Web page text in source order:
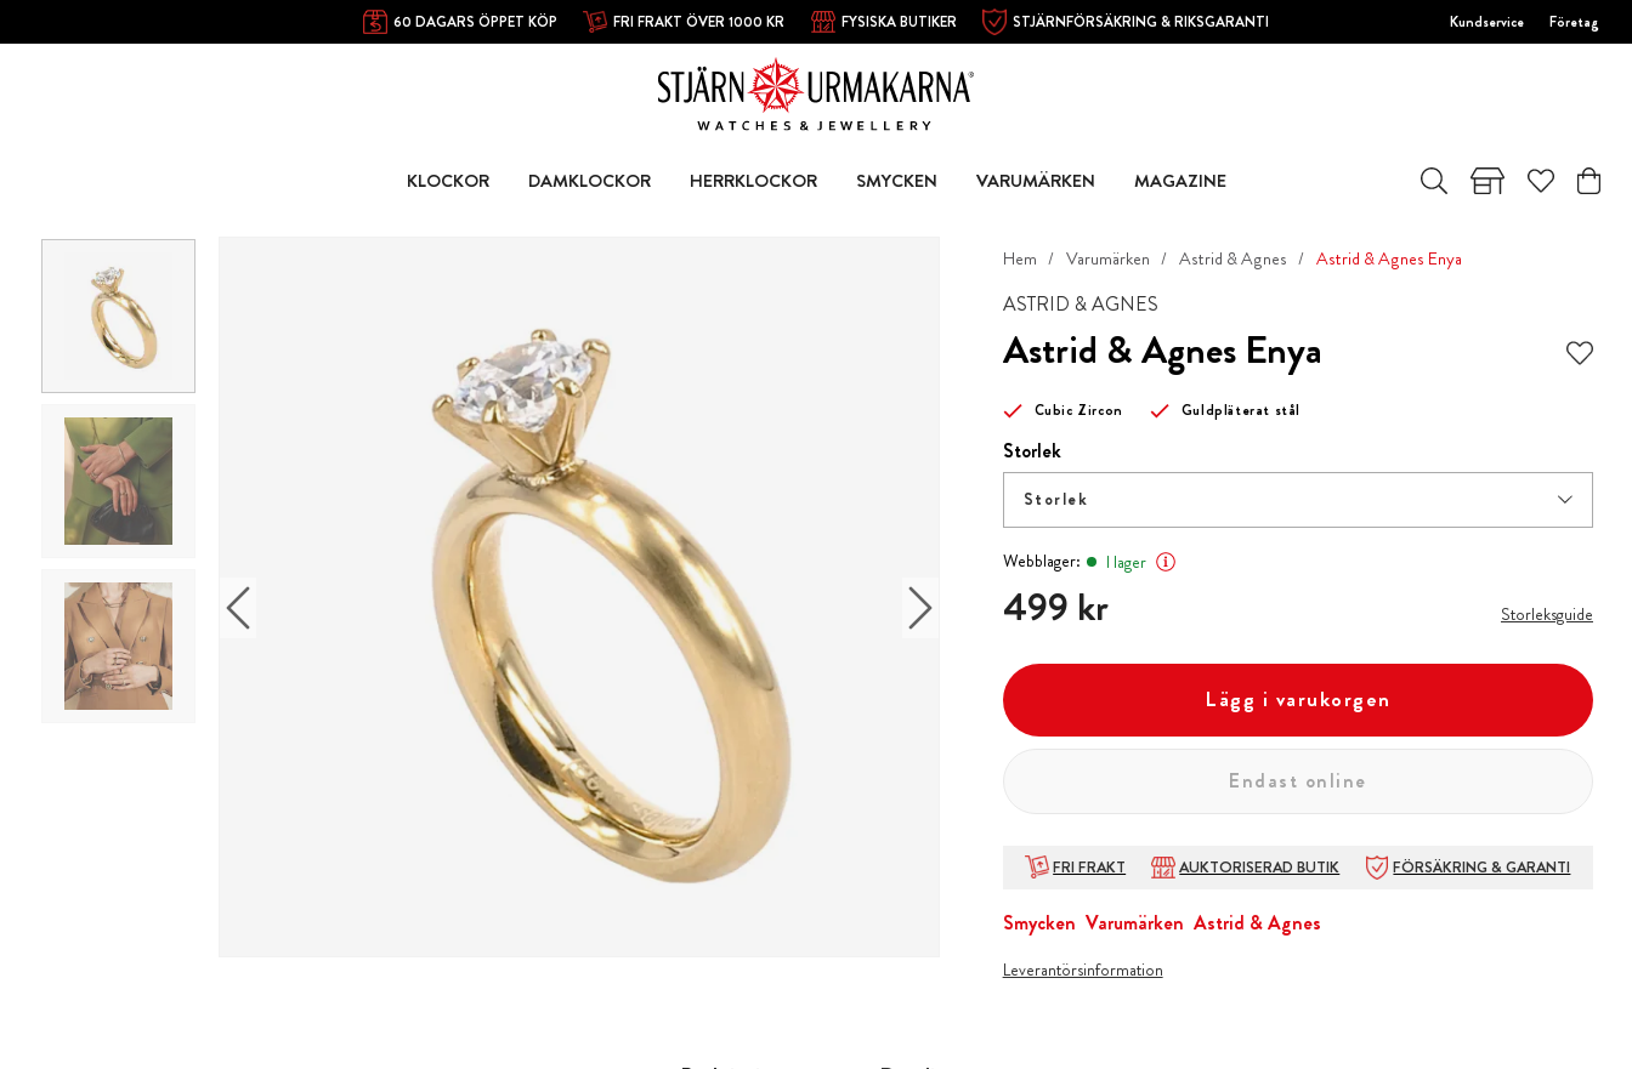
60 DAGARS ÖPPET KÖP FRI FRAKT ÖVER 1000 KR FYSISKA BUTIKER STJÄRNFÖRSÄKRING & RIKSGARANTI Kundservice Företag
KLOCKOR DAMKLOCKOR HERRKLOCKOR SMYCKEN VARUMÄRKEN MAGAZINE
Hem Varumärken Astrid & Agnes Astrid & Agnes Enya
ASTRID & AGNES
Astrid & Agnes Enya
Cubic Zircon Guldpläterat stål
Storlek
Storlek
Webblager: I lager
Pris:499 kr
499 kr Storleksguide
Lägg i varukorgen
Endast online
FRI FRAKT AUKTORISERAD BUTIK FÖRSÄKRING & GARANTI
Smycken Varumärken Astrid & Agnes
Leverantörsinformation